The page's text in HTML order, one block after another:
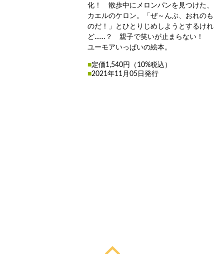
化！ 散歩中にメロンパンを見つけた、
カエルのケロン。「ぜ～んぶ、おれのも
のだ！」とひとりじめしようとするけれ
ど……？ 親子で笑いが止まらない！
ユーモアいっぱいの絵本。
■定価1,540円（10%税込）
■2021年11月05日発行